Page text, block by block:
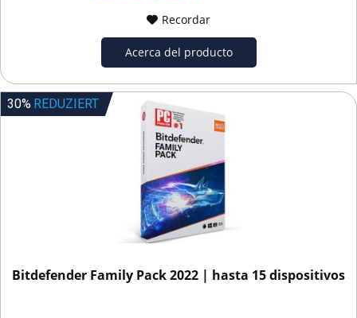
Recordar
Acerca del producto
30% REDUZIERT
Bitdefender Family Pack 2022 | hasta 15 dispositivos